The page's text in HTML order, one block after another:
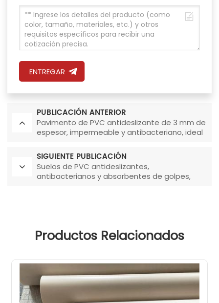
ENTREGAR
PUBLICACIÓN ANTERIOR
Pavimento de PVC antideslizante de 3 mm de
espesor, impermeable y antibacteriano, ideal
SIGUIENTE PUBLICACIÓN
Suelos de PVC antideslizantes,
antibacterianos y absorbentes de golpes,
Productos Relacionados